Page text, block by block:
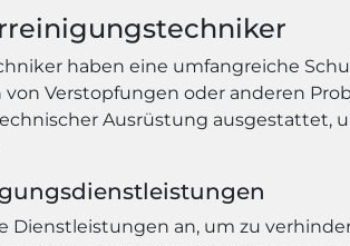
haben eine umfangreiche
von Verstopfungen oder anderen
Ausrüstung ausgestattet,
Dienstleistungen an, um zu